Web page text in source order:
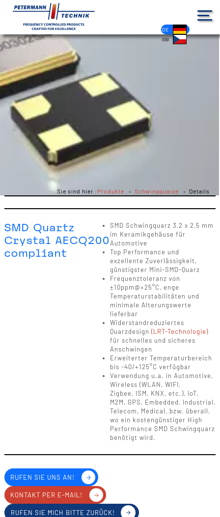
DE
EN
FR
ES
PL
IT
NL
HU
CS
Sie sind hier : Produkte Schwingquarze Details
SMD Quartz
Crystal AECQ200
compliant
SMD Schwingquarz 3,2 x 2,5 mm
im Keramikgehäuse für
Automotive
Top Performance und
exzellente Zuverlässigkeit,
günstigster Mini-SMD-Quarz
Frequenztoleranz von
±10ppm@+25°C, enge
Temperaturstabilitäten und
minimale Alterungswerte
lieferbar
Widerstandreduziertes
Quarzdesign (LRT-Technologie)
für schnelles und sicheres
Anschwingen
Erweiterter Temperaturbereich
bis -40/+125°C verfügbar
Verwendung u.a. in Automotive,
Wireless (WLAN, WIFI,
Zigbee, ISM, KNX, etc.), IoT,
M2M, GPS, Embedded, Industrial,
Telecom, Medical, bzw. überall,
wo ein kostengünstiger High
Performance SMD Schwingquarz
benötigt wird.
RUFEN SIE UNS AN!
KONTAKT PER E-MAIL!
RUFEN SIE MICH BITTE ZURÜCK!